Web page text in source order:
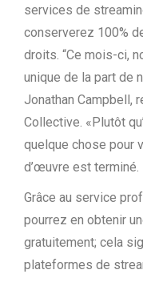
services de
conserverez 100%
droits. “Ce mois-ci,
unique de la part de
Jonathan Campbell,
Collective. «Plutôt
quelque chose pour
d’œuvre est terminé.
Grâce au service
pourrez en obtenir
gratuitement; cela
plateformes de